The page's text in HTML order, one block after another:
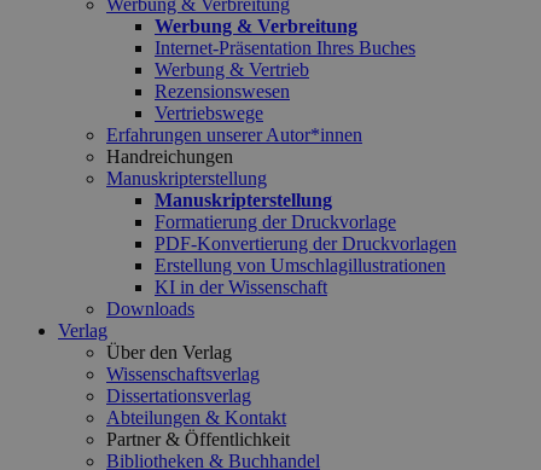
Werbung & Verbreitung
Werbung & Verbreitung
Internet-Präsentation Ihres Buches
Werbung & Vertrieb
Rezensionswesen
Vertriebswege
Erfahrungen unserer Autor*innen
Handreichungen
Manuskripterstellung
Manuskripterstellung
Formatierung der Druckvorlage
PDF-Konvertierung der Druckvorlagen
Erstellung von Umschlagillustrationen
KI in der Wissenschaft
Downloads
Verlag
Über den Verlag
Wissenschaftsverlag
Dissertationsverlag
Abteilungen & Kontakt
Partner & Öffentlichkeit
Bibliotheken & Buchhandel